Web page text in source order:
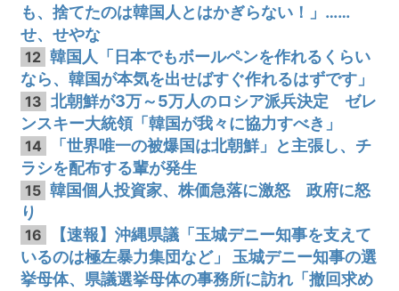
も、捨てたのは韓国人とはかぎらない！」……
せ、せやな
12 韓国人「日本でもボールペンを作れるくらい
なら、韓国が本気を出せばすぐ作れるはずです」
13 北朝鮮が3万～5万人のロシア派兵決定 ゼレ
ンスキー大統領「韓国が我々に協力すべき」
14
「世界唯一の被爆国は北朝鮮」と主張し、チ
ラシを配布する輩が発生
15 韓国個人投資家、株価急落に激怒 政府に怒
り
16
【速報】沖縄県議「玉城デニー知事を支えて
いるのは極左暴力集団など」 玉城デニー知事の選
挙母体、県議選挙母体の事務所に訪れ「撤回求め